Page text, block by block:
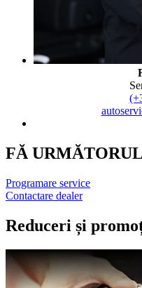
FĂ
Programare service
Contactare dealer
Reduceri și